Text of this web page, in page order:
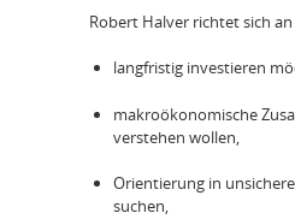
Robert Halver richtet sich
langfristig investieren
makroökonomische
verstehen wollen,
Orientierung in
suchen,